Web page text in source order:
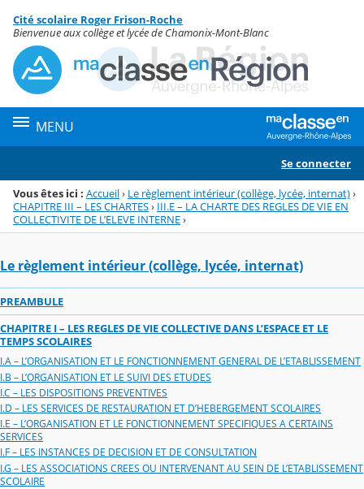
Menu de la rubrique
Contenu
Cité scolaire Roger Frison-Roche
Bienvenue aux collège et lycée de Chamonix-Mont-Blanc
MENU
Se connecter
Vous êtes ici : Accueil› Le règlement intérieur (collège, lycée, internat)›
CHAPITRE III – LES CHARTES› III.E – LA CHARTE DES REGLES DE VIE EN
COLLECTIVITE DE L’ELEVE INTERNE›
Le règlement intérieur (collège, lycée, internat)
PREAMBULE
CHAPITRE I – LES REGLES DE VIE COLLECTIVE DANS L’ESPACE ET LE
TEMPS SCOLAIRES
I.A – L’ORGANISATION ET LE FONCTIONNEMENT GENERAL DE L’ETABLISSEMENT
I.B – L’ORGANISATION ET LE SUIVI DES ETUDES
I.C – LES DISPOSITIONS PREVENTIVES
I.D – LES SERVICES DE RESTAURATION ET D’HEBERGEMENT SCOLAIRES
I.E – L’ORGANISATION ET LE FONCTIONNEMENT SPECIFIQUES A CERTAINS
SERVICES
I.F – LES INSTANCES DE DECISION ET DE CONSULTATION
I.G – LES ASSOCIATIONS CREES OU INTERVENANT AU SEIN DE L’ETABLISSEMENT
SCOLAIRE